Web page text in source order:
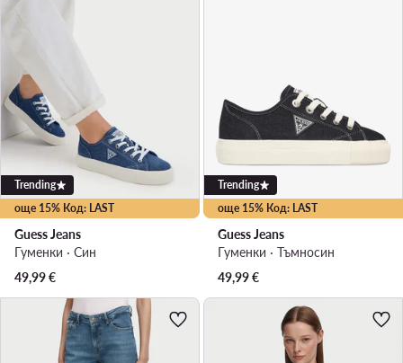
още 15% Код: LAST
Trending
Guess Jeans
Гуменки · Син
49,99€
още 15% Код: LAST
Trending
Guess Jeans
Гуменки · Тъмносин
49,99€